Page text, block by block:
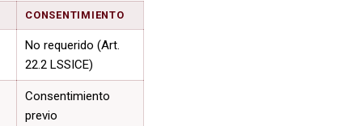
CONSENTIMIENTO
No requerido (Art.
22.2 LSSICE)
Consentimiento
previo